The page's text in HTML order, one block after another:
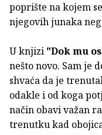
poprište na kojem
njegovih junaka
U knjizi "Dok mu
nešto novo. Sam je
shvaća da je
odakle i od koga
način obavi važan
trenutku kad